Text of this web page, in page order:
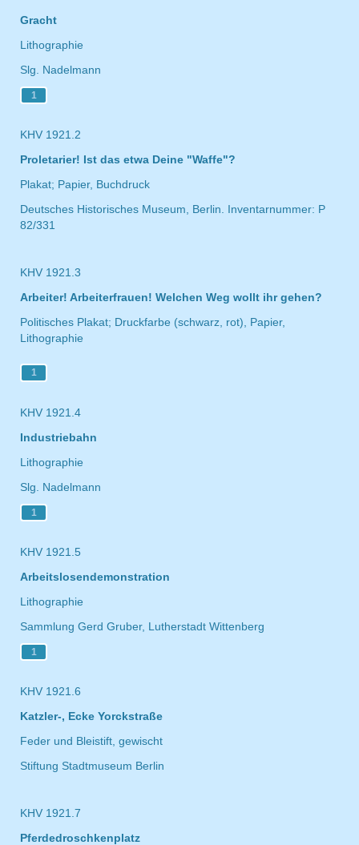
Gracht
Lithographie
Slg. Nadelmann
1
KHV 1921.2
Proletarier! Ist das etwa Deine "Waffe"?
Plakat; Papier, Buchdruck
Deutsches Historisches Museum, Berlin. Inventarnummer: P
82/331
KHV 1921.3
Arbeiter! Arbeiterfrauen! Welchen Weg wollt ihr gehen?
Politisches Plakat; Druckfarbe (schwarz, rot), Papier,
Lithographie
1
KHV 1921.4
Industriebahn
Lithographie
Slg. Nadelmann
1
KHV 1921.5
Arbeitslosendemonstration
Lithographie
Sammlung Gerd Gruber, Lutherstadt Wittenberg
1
KHV 1921.6
Katzler-, Ecke Yorckstraße
Feder und Bleistift, gewischt
Stiftung Stadtmuseum Berlin
KHV 1921.7
Pferdedroschkenplatz